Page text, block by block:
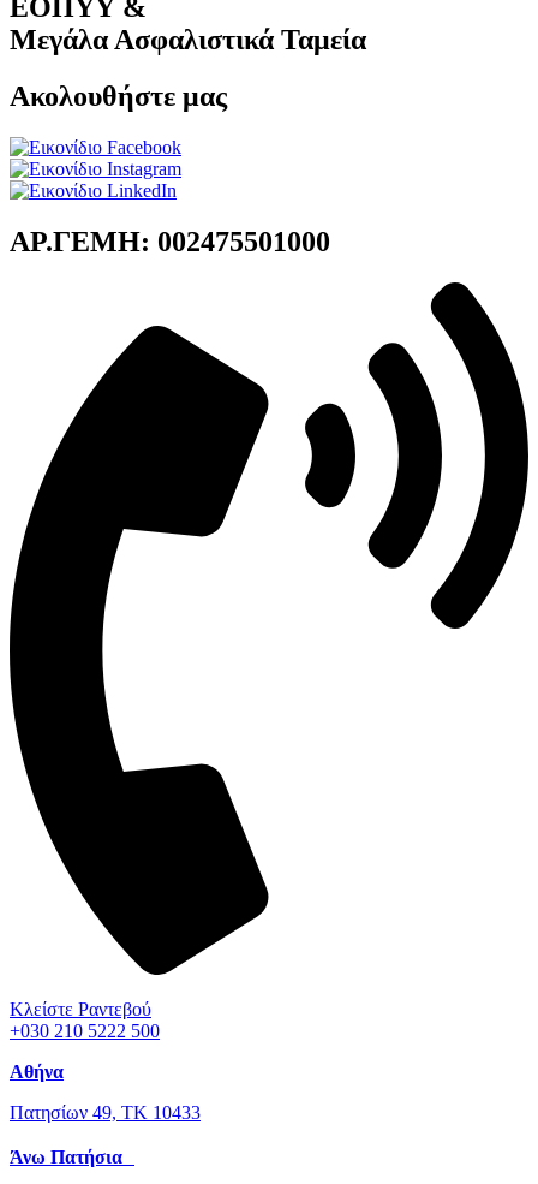
ΕΟΠΥΥ &
Μεγάλα Ασφαλιστικά Ταμεία
Ακολουθήστε μας
ΑΡ.ΓΕΜΗ: 002475501000
Κλείστε Ραντεβού
+030 210 5222 500
Αθήνα
Πατησίων 49, ΤΚ 10433
Άνω Πατήσια